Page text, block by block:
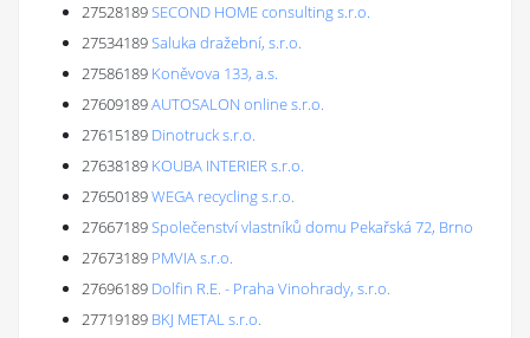
27528189SECOND HOME consulting s.r.o.
27534189Saluka dražební, s.r.o.
27586189 Koněvova 133, a.s.
27609189AUTOSALON online s.r.o.
27615189 Dinotruck s.r.o.
27638189 KOUBA INTERIER s.r.o.
27650189WEGA recycling s.r.o.
27667189Společenství vlastníků domu Pekařská 72, Brno
27673189 PMVIA s.r.o.
27696189 Dolfin R.E. - Praha Vinohrady, s.r.o.
27719189 BKJ METAL s.r.o.